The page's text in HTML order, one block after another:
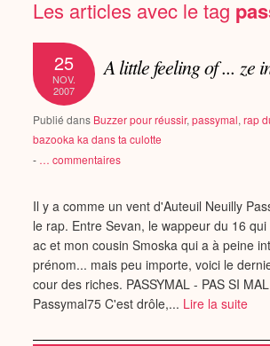
Les articles avec le tag
25
NOV.
2007
A little feeling of ... ze
Publié dans Buzzer pour réussir,passymal,rap
bazooka ka dans ta culotte
- … commentaires
Il y a comme un vent d'Auteuil Neuilly
le rap. Entre Sevan, le wappeur du 16
ac et mon cousin Smoska qui a à peine
prénom... mais peu importe, voici le
cour des riches. PASSYMAL - PAS SI
Passymal75 C'est drôle,... Lire la suite